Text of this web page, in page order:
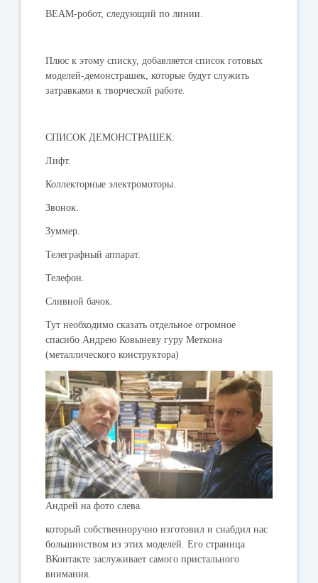
BEAM-робот, следующий по линии.
Плюс к этому списку, добавляется список готовых
моделей-демонстрашек, которые будут служить
затравками к творческой работе.
СПИСОК ДЕМОНСТРАШЕК:
Лифт.
Коллекторные электромоторы.
Звонок.
Зуммер.
Телеграфный аппарат.
Телефон.
Сливной бачок.
Тут необходимо сказать отдельное огромное
спасибо Андрею Ковыневу гуру Меткона
(металлического конструктора)
Андрей на фото слева.
который собственноручно изготовил и снабдил нас
большинством из этих моделей. Его страница
ВКонтакте заслуживает самого пристального
внимания.